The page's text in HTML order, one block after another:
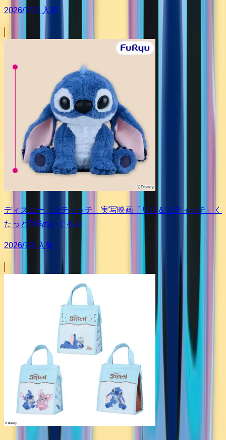
2026/7/10 入荷
ディズニー スティッチ 実写映画「リロ＆スティッチ」く
たっとBIGぬいぐるみ
2026/7/4 入荷